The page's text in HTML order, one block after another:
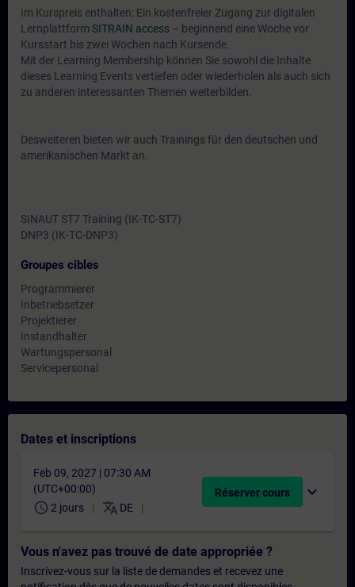
Im Kurspreis enthalten: Ein kostenfreier Zugang zur digitalen
Lernplattform SITRAIN access – beginnend eine Woche vor
Kursstart bis zwei Wochen nach Kursende.
Mit der Learning Membership können Sie sowohl die Inhalte
dieses Learning Events vertiefen oder wiederholen als auch sich
zu anderen interessanten Themen weiterbilden.
Desweiteren bieten wir auch Trainings für den deutschen und
amerikanischen Markt an.
SINAUT ST7 Training (IK-TC-ST7)
DNP3 (IK-TC-DNP3)
Groupes cibles
Programmierer
Inbetriebsetzer
Projektierer
Instandhalter
Wartungspersonal
Servicepersonal
Dates et inscriptions
Feb 09, 2027 | 07:30 AM
(UTC+00:00)
schedule 2 jours translate DE
Réserver cours expand_more
Vous n'avez pas trouvé de date appropriée ?
Inscrivez-vous sur la liste de demandes et recevez une